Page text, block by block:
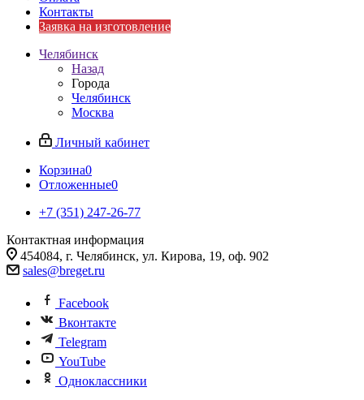
Контакты
Заявка на изготовление
Челябинск
Назад
Города
Челябинск
Москва
Личный кабинет
Корзина0
Отложенные0
+7 (351) 247-26-77
Контактная информация
454084, г. Челябинск, ул. Кирова, 19, оф. 902
sales@breget.ru
Facebook
Вконтакте
Telegram
YouTube
Одноклассники